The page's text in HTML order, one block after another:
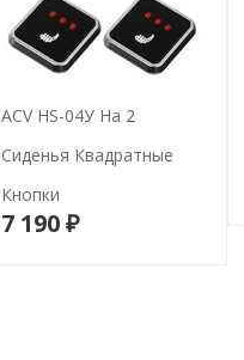
ACV HS-04У На 2
Сиденья Квадратные
Кнопки
7 190 ₽В корзину